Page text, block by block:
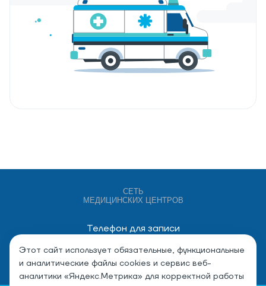
СЕТЬ
МЕДИЦИНСКИХ ЦЕНТРОВ
Телефон для записи
+7 (4932) 528-000
Этот сайт использует обязательные, функциональные
и аналитические файлы cookies и сервис веб-
аналитики «Яндекс.Метрика» для корректной работы